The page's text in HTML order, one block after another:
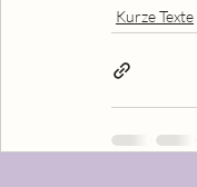
Kurze Texte